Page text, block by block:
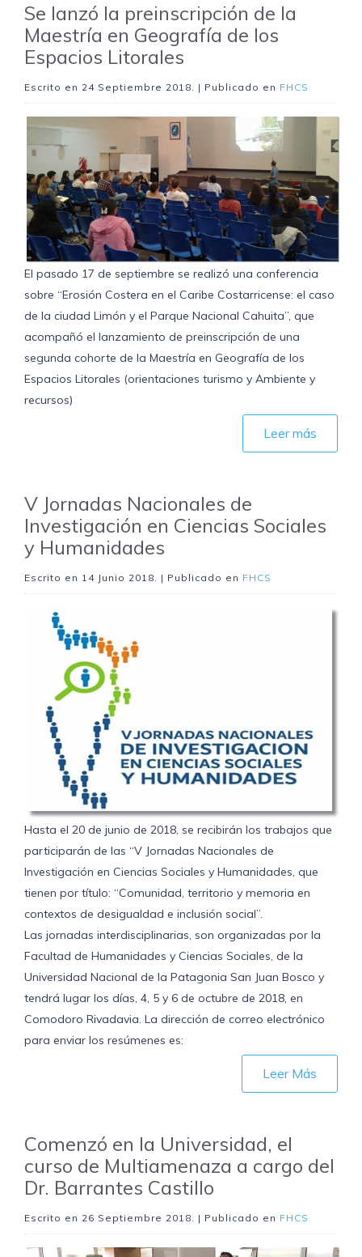
Se lanzó la preinscripción de la
Maestría en Geografía de los
Espacios Litorales
Escrito en 24 Septiembre 2018. | Publicado en FHCS
El pasado 17 de septiembre se realizó una conferencia
sobre “Erosión Costera en el Caribe Costarricense: el caso
de la ciudad Limón y el Parque Nacional Cahuita”, que
acompañó el lanzamiento de preinscripción de una
segunda cohorte de la Maestría en Geografía de los
Espacios Litorales (orientaciones turismo y Ambiente y
recursos)
Leer más
V Jornadas Nacionales de
Investigación en Ciencias Sociales
y Humanidades
Escrito en 14 Junio 2018. | Publicado en FHCS
Hasta el 20 de junio de 2018, se recibirán los trabajos que
participarán de las “V Jornadas Nacionales de
Investigación en Ciencias Sociales y Humanidades, que
tienen por título: “Comunidad, territorio y memoria en
contextos de desigualdad e inclusión social”.
Las jornadas interdisciplinarias, son organizadas por la
Facultad de Humanidades y Ciencias Sociales, de la
Universidad Nacional de la Patagonia San Juan Bosco y
tendrá lugar los días, 4, 5 y 6 de octubre de 2018, en
Comodoro Rivadavia. La dirección de correo electrónico
para enviar los resúmenes es:
Leer Más
Comenzó en la Universidad, el
curso de Multiamenaza a cargo del
Dr. Barrantes Castillo
Escrito en 26 Septiembre 2018. | Publicado en FHCS